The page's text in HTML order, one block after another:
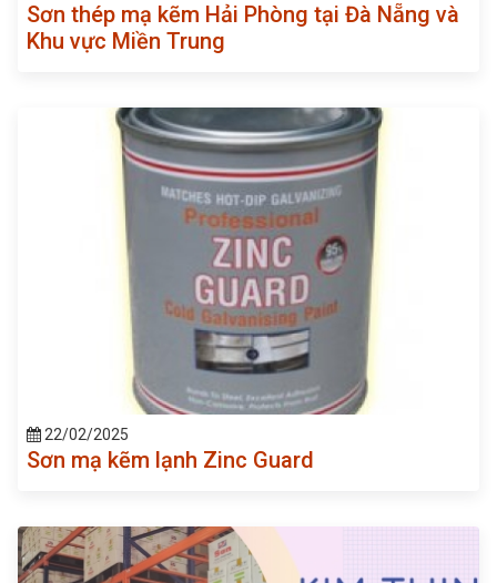
Sơn thép mạ kẽm Hải Phòng tại Đà Nẵng và
Khu vực Miền Trung
22/02/2025
Sơn mạ kẽm lạnh Zinc Guard